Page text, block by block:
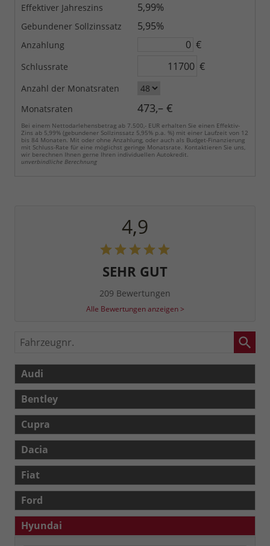
Effektiver Jahreszins 5,99%
Gebundener Sollzinssatz 5,95%
Anzahlung €
Schlussrate €
Anzahl der Monatsraten
Monatsraten
473,– €
Bei einem Nettodarlehensbetrag ab 7.500,- EUR erhalten Sie einen Effektiv-
Zins ab 5,99% (gebundener Sollzinssatz 5,95% p.a. %) mit einer Laufzeit von 12
bis 84 Monaten. Mit oder ohne Anzahlung, oder auch als Budget-Finanzierung
mit Schluss-Rate für eine möglichst geringe Monatsrate. Kontaktieren Sie uns,
wir berechnen Ihnen gerne Ihren individuellen Autokredit.
unverbindliche Berechnung
4,9
SEHR GUT
209 Bewertungen
Alle Bewertungen anzeigen >
Fahrzeugnr.
Audi
Bentley
Cupra
Dacia
Fiat
Ford
Hyundai